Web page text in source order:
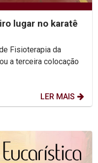
lugar no karatê
Fisioterapia da
a terceira colocação
LER MAIS